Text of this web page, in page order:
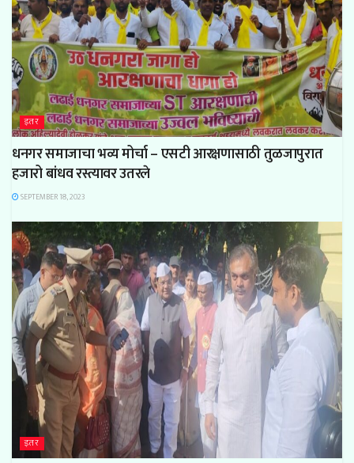
इतर
धनगर समाजाचा भव्य मोर्चा – एसटी आरक्षणासाठी तुळजापुरात
हजारो बांधव रस्त्यावर उतरले
SEPTEMBER 18, 2023
इतर